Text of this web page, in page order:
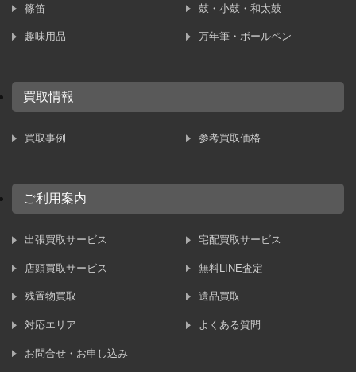
篠笛 鼓・小鼓・和太鼓
趣味用品 万年筆・ボールペン
買取情報
買取事例 参考買取価格
ご利用案内
出張買取サービス 宅配買取サービス
店頭買取サービス 無料LINE査定
残置物買取 遺品買取
対応エリア よくある質問
お問合せ・お申し込み